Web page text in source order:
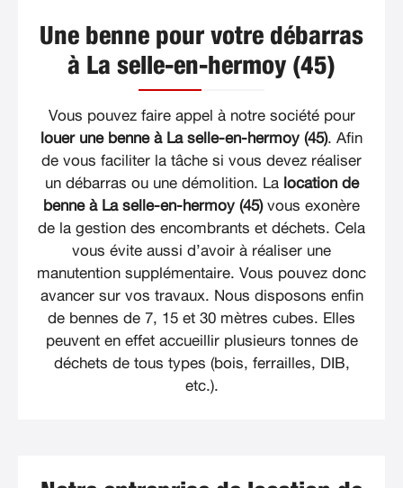
Une benne pour votre débarras
à La selle-en-hermoy (45)
Vous pouvez faire appel à notre société pour
louer une benne à La selle-en-hermoy (45). Afin
de vous faciliter la tâche si vous devez réaliser
un débarras ou une démolition. La location de
benne à La selle-en-hermoy (45)vous exonère
de la gestion des encombrants et déchets. Cela
vous évite aussi d’avoir à réaliser une
manutention supplémentaire. Vous pouvez donc
avancer sur vos travaux. Nous disposons enfin
de bennes de 7, 15 et 30 mètres cubes. Elles
peuvent en effet accueillir plusieurs tonnes de
déchets de tous types (bois, ferrailles, DIB,
etc.).